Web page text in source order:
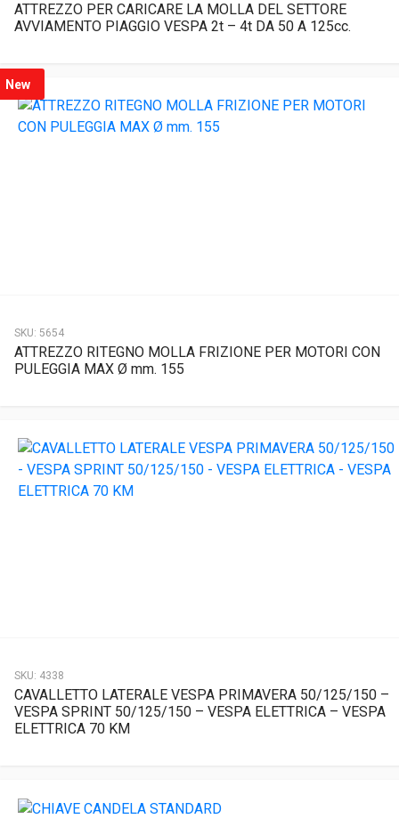
ATTREZZO PER CARICARE LA MOLLA DEL SETTORE
AVVIAMENTO PIAGGIO VESPA 2t – 4t DA 50 A 125cc.
New
SKU: 5654
ATTREZZO RITEGNO MOLLA FRIZIONE PER MOTORI CON
PULEGGIA MAX Ø mm. 155
SKU: 4338
CAVALLETTO LATERALE VESPA PRIMAVERA 50/125/150 –
VESPA SPRINT 50/125/150 – VESPA ELETTRICA – VESPA
ELETTRICA 70 KM